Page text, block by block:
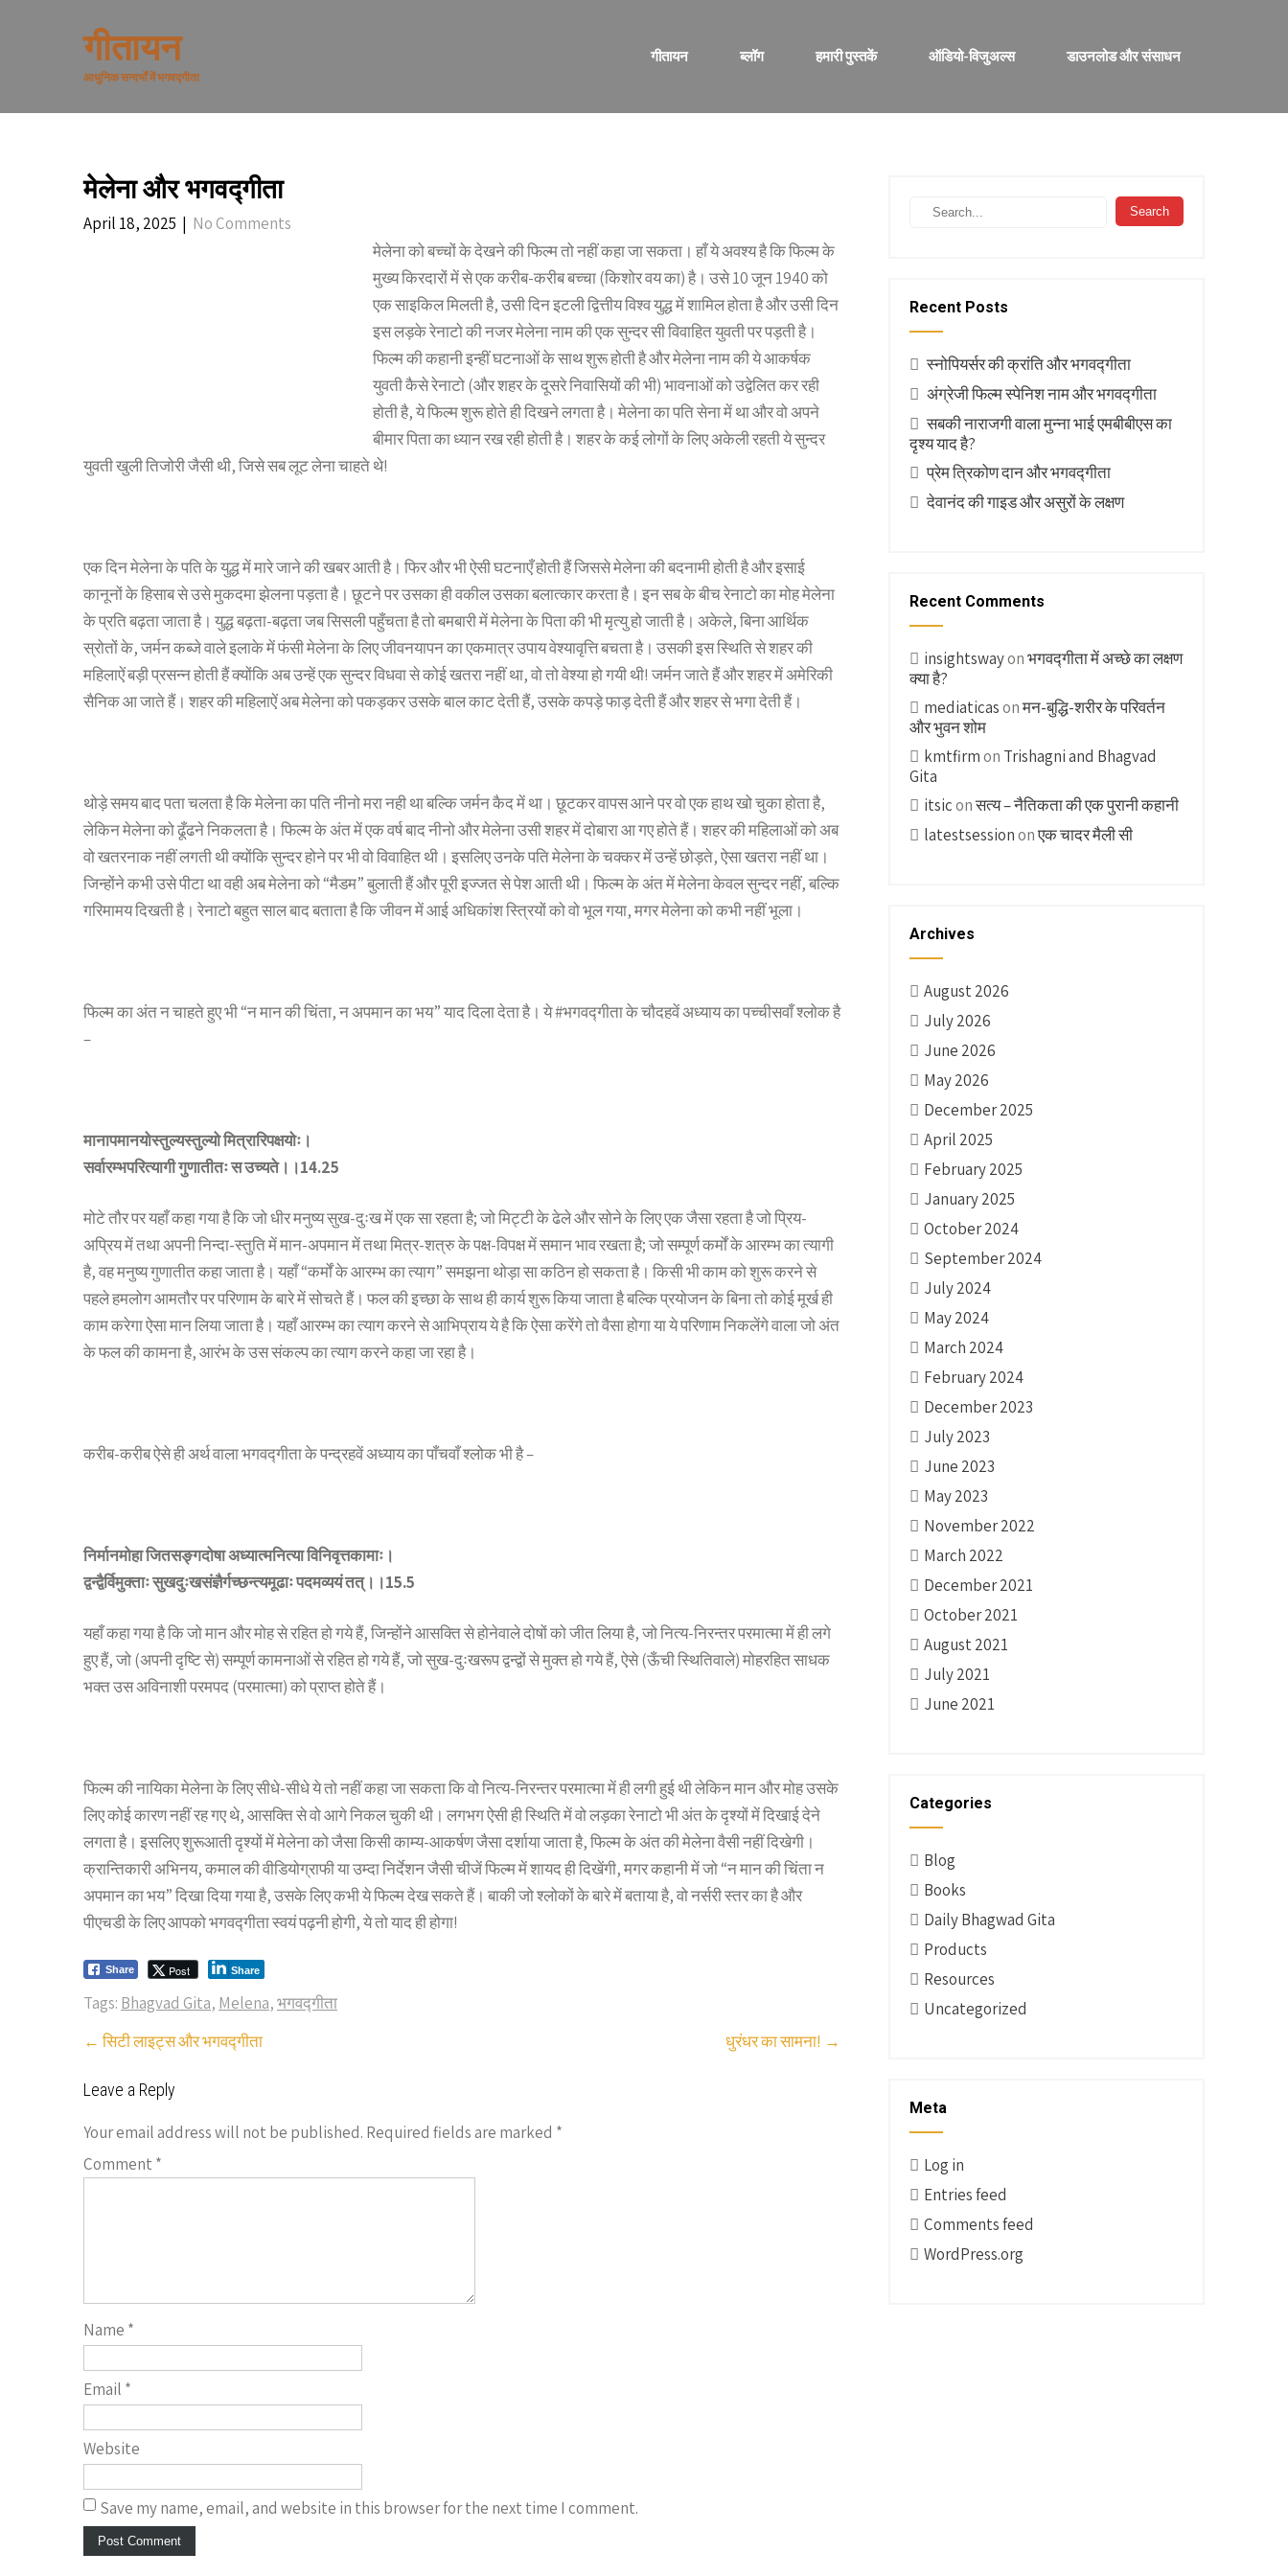
गीतायन
आधुनिक सन्दर्भों में भगवद्गीता
गीतायन ब्लॉग हमारी पुस्तकें ऑडियो-विजुअल्स डाउनलोड और संसाधन
मेलेना और भगवद्गीता
April 18, 2025 | No Comments
मेलेना को बच्चों के देखने की फिल्म तो नहीं कहा जा सकता। हाँ ये अवश्य है कि फिल्म के
मुख्य किरदारों में से एक करीब-करीब बच्चा (किशोर वय का) है। उसे 10 जून 1940 को
एक साइकिल मिलती है, उसी दिन इटली द्वित्तीय विश्व युद्ध में शामिल होता है और उसी दिन
इस लड़के रेनाटो की नजर मेलेना नाम की एक सुन्दर सी विवाहित युवती पर पड़ती है।
फिल्म की कहानी इन्हीं घटनाओं के साथ शुरू होती है और मेलेना नाम की ये आकर्षक
युवती कैसे रेनाटो (और शहर के दूसरे निवासियों की भी) भावनाओं को उद्वेलित कर रही
होती है, ये फिल्म शुरू होते ही दिखने लगता है। मेलेना का पति सेना में था और वो अपने
बीमार पिता का ध्यान रख रही होती है। शहर के कई लोगों के लिए अकेली रहती ये सुन्दर
युवती खुली तिजोरी जैसी थी, जिसे सब लूट लेना चाहते थे!
एक दिन मेलेना के पति के युद्ध में मारे जाने की खबर आती है। फिर और भी ऐसी घटनाएँ होती हैं जिससे मेलेना की बदनामी होती है और इसाई
कानूनों के हिसाब से उसे मुकदमा झेलना पड़ता है। छूटने पर उसका ही वकील उसका बलात्कार करता है। इन सब के बीच रेनाटो का मोह मेलेना
के प्रति बढ़ता जाता है। युद्ध बढ़ता-बढ़ता जब सिसली पहुँचता है तो बमबारी में मेलेना के पिता की भी मृत्यु हो जाती है। अकेले, बिना आर्थिक
स्रोतों के, जर्मन कब्जे वाले इलाके में फंसी मेलेना के लिए जीवनयापन का एकमात्र उपाय वेश्यावृत्ति बचता है। उसकी इस स्थिति से शहर की
महिलाऐं बड़ी प्रसन्न होती हैं क्योंकि अब उन्हें एक सुन्दर विधवा से कोई खतरा नहीं था, वो तो वेश्या हो गयी थी! जर्मन जाते हैं और शहर में अमेरिकी
सैनिक आ जाते हैं। शहर की महिलाऐं अब मेलेना को पकड़कर उसके बाल काट देती हैं, उसके कपड़े फाड़ देती हैं और शहर से भगा देती हैं।
थोड़े समय बाद पता चलता है कि मेलेना का पति नीनो मरा नही था बल्कि जर्मन कैद में था। छूटकर वापस आने पर वो एक हाथ खो चुका होता है,
लेकिन मेलेना को ढूँढने निकलता है। फिल्म के अंत में एक वर्ष बाद नीनो और मेलेना उसी शहर में दोबारा आ गए होते हैं। शहर की महिलाओं को अब
वो खतरनाक नहीं लगती थी क्योंकि सुन्दर होने पर भी वो विवाहित थी। इसलिए उनके पति मेलेना के चक्कर में उन्हें छोड़ते, ऐसा खतरा नहीं था।
जिन्होंने कभी उसे पीटा था वही अब मेलेना को “मैडम” बुलाती हैं और पूरी इज्जत से पेश आती थी। फिल्म के अंत में मेलेना केवल सुन्दर नहीं, बल्कि
गरिमामय दिखती है। रेनाटो बहुत साल बाद बताता है कि जीवन में आई अधिकांश स्त्रियों को वो भूल गया, मगर मेलेना को कभी नहीं भूला।
फिल्म का अंत न चाहते हुए भी “न मान की चिंता, न अपमान का भय” याद दिला देता है। ये #भगवद्गीता के चौदहवें अध्याय का पच्चीसवाँ श्लोक है
–
मानापमानयोस्तुल्यस्तुल्यो मित्रारिपक्षयोः।
सर्वारम्भपरित्यागी गुणातीतः स उच्यते।।14.25
मोटे तौर पर यहाँ कहा गया है कि जो धीर मनुष्य सुख-दुःख में एक सा रहता है; जो मिट्टी के ढेले और सोने के लिए एक जैसा रहता है जो प्रिय-
अप्रिय में तथा अपनी निन्दा-स्तुति में मान-अपमान में तथा मित्र-शत्रु के पक्ष-विपक्ष में समान भाव रखता है; जो सम्पूर्ण कर्मों के आरम्भ का त्यागी
है, वह मनुष्य गुणातीत कहा जाता है। यहाँ “कर्मों के आरम्भ का त्याग” समझना थोड़ा सा कठिन हो सकता है। किसी भी काम को शुरू करने से
पहले हमलोग आमतौर पर परिणाम के बारे में सोचते हैं। फल की इच्छा के साथ ही कार्य शुरू किया जाता है बल्कि प्रयोजन के बिना तो कोई मूर्ख ही
काम करेगा ऐसा मान लिया जाता है। यहाँ आरम्भ का त्याग करने से आभिप्राय ये है कि ऐसा करेंगे तो वैसा होगा या ये परिणाम निकलेंगे वाला जो अंत
के फल की कामना है, आरंभ के उस संकल्प का त्याग करने कहा जा रहा है।
करीब-करीब ऐसे ही अर्थ वाला भगवद्गीता के पन्द्रहवें अध्याय का पाँचवाँ श्लोक भी है –
निर्मानमोहा जितसङ्गदोषा अध्यात्मनित्या विनिवृत्तकामाः।
द्वन्द्वैर्विमुक्ताः सुखदुःखसंज्ञैर्गच्छन्त्यमूढाः पदमव्ययं तत्।।15.5
यहाँ कहा गया है कि जो मान और मोह से रहित हो गये हैं, जिन्होंने आसक्ति से होनेवाले दोषों को जीत लिया है, जो नित्य-निरन्तर परमात्मा में ही लगे
हुए हैं, जो (अपनी दृष्टि से) सम्पूर्ण कामनाओं से रहित हो गये हैं, जो सुख-दुःखरूप द्वन्द्वों से मुक्त हो गये हैं, ऐसे (ऊँची स्थितिवाले) मोहरहित साधक
भक्त उस अविनाशी परमपद (परमात्मा) को प्राप्त होते हैं।
फिल्म की नायिका मेलेना के लिए सीधे-सीधे ये तो नहीं कहा जा सकता कि वो नित्य-निरन्तर परमात्मा में ही लगी हुई थी लेकिन मान और मोह उसके
लिए कोई कारण नहीं रह गए थे, आसक्ति से वो आगे निकल चुकी थी। लगभग ऐसी ही स्थिति में वो लड़का रेनाटो भी अंत के दृश्यों में दिखाई देने
लगता है। इसलिए शुरूआती दृश्यों में मेलेना को जैसा किसी काम्य-आकर्षण जैसा दर्शाया जाता है, फिल्म के अंत की मेलेना वैसी नहीं दिखेगी।
क्रान्तिकारी अभिनय, कमाल की वीडियोग्राफी या उम्दा निर्देशन जैसी चीजें फिल्म में शायद ही दिखेंगी, मगर कहानी में जो “न मान की चिंता न
अपमान का भय” दिखा दिया गया है, उसके लिए कभी ये फिल्म देख सकते हैं। बाकी जो श्लोकों के बारे में बताया है, वो नर्सरी स्तर का है और
पीएचडी के लिए आपको भगवद्गीता स्वयं पढ़नी होगी, ये तो याद ही होगा!
Share Post Share
Tags: Bhagvad Gita, Melena,भगवद्गीता
Post
← सिटी लाइट्स और भगवद्गीता धुरंधर का सामना! →
Leave a Reply
Your email address will not be published. Required fields are marked *
Comment *
Name *
Email *
Website
Save my name, email, and website in this browser for the next time I comment.
Recent Posts
स्नोपियर्सर की क्रांति और भगवद्गीता
अंग्रेजी फिल्म स्पेनिश नाम और भगवद्गीता
सबकी नाराजगी वाला मुन्ना भाई एमबीबीएस का
दृश्य याद है?
प्रेम त्रिकोण दान और भगवद्गीता
देवानंद की गाइड और असुरों के लक्षण
Recent Comments
insightswayonभगवद्गीता में अच्छे का लक्षण
क्या है?
mediaticasonमन-बुद्धि-शरीर के परिवर्तन
और भुवन शोम
kmtfirmon Trishagni and Bhagvad
Gita
itsiconसत्य – नैतिकता की एक पुरानी कहानी
latestsessiononएक चादर मैली सी
Archives
August 2026
July 2026
June 2026
May 2026
December 2025
April 2025
February 2025
January 2025
October 2024
September 2024
July 2024
May 2024
March 2024
February 2024
December 2023
July 2023
June 2023
May 2023
November 2022
March 2022
December 2021
October 2021
August 2021
July 2021
June 2021
Categories
Blog
Books
Daily Bhagwad Gita
Products
Resources
Uncategorized
Meta
Log in
Entries feed
Comments feed
WordPress.org